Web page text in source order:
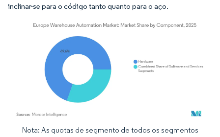
inclinar-se para o código tanto quanto para o aço.
Imagem © Mordor Intelligence. O reuso requer atribuição conforme CC BY 4.0.
Nota: As quotas de segmento de todos os segmentos